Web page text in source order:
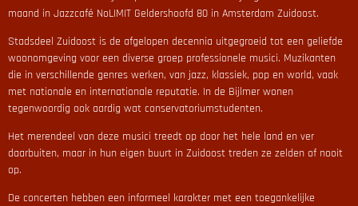
maand in Jazzcafé NoLIMIT Geldershoofd 80 in Amsterdam Zuidoost.
Stadsdeel Zuidoost is de afgelopen decennia uitgegroeid tot een geliefde
woonomgeving voor een diverse groep professionele musici. Muzikanten
die in verschillende genres werken, van jazz, klassiek, pop en world, vaak
met nationale en internationale reputatie. In de Bijlmer wonen
tegenwoordig ook aardig wat conservatoriumstudenten.
Het merendeel van deze musici treedt op door het hele land en ver
daarbuiten, maar in hun eigen buurt in Zuidoost treden ze zelden of nooit
op.
De concerten hebben een informeel karakter met een toegankelijke